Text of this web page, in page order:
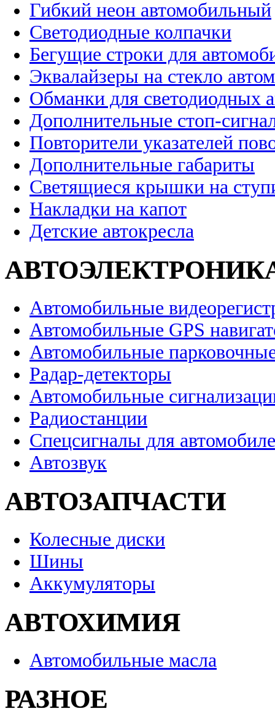
Гибкий неон автомобильный
Светодиодные колпачки
Бегущие строки для
Эквалайзеры на стекло
Обманки для светодиодных
Дополнительные стоп-
Повторители указателей
Дополнительные габариты
Светящиеся крышки на
Накладки на капот
Детские автокресла
Автомобильные
Автомобильные GPS
Автомобильные
Радар-детекторы
Автомобильные
Радиостанции
Спецсигналы для
Автозвук
АВТОЗАПЧАСТИ
Колесные диски
Шины
Аккумуляторы
АВТОХИМИЯ
Автомобильные масла
РАЗНОЕ